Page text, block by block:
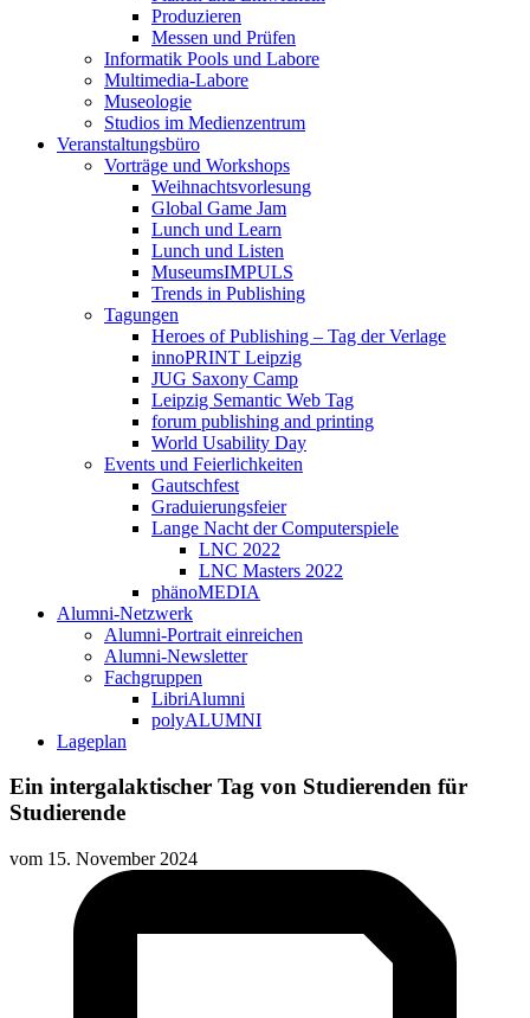
Produzieren
Messen und Prüfen
Informatik Pools und Labore
Multimedia-Labore
Museologie
Studios im Medienzentrum
Veranstaltungsbüro
Vorträge und Workshops
Weihnachtsvorlesung
Global Game Jam
Lunch und Learn
Lunch und Listen
MuseumsIMPULS
Trends in Publishing
Tagungen
Heroes of Publishing – Tag der Verlage
innoPRINT Leipzig
JUG Saxony Camp
Leipzig Semantic Web Tag
forum publishing and printing
World Usability Day
Events und Feierlichkeiten
Gautschfest
Graduierungsfeier
Lange Nacht der Computerspiele
LNC 2022
LNC Masters 2022
phänoMEDIA
Alumni-Netzwerk
Alumni-Portrait einreichen
Alumni-Newsletter
Fachgruppen
LibriAlumni
polyALUMNI
Lageplan
Ein intergalaktischer Tag von Studierenden für
Studierende
vom 15. November 2024